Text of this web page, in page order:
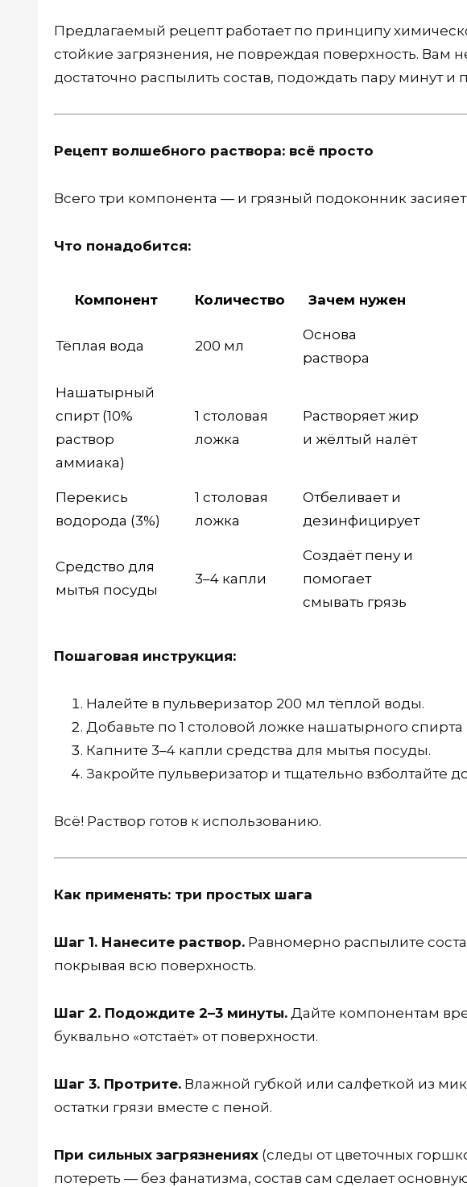
Предлагаемый рецепт работает по принципу
стойкие загрязнения, не повреждая поверхность. Вам
достаточно распылить состав, подождать пару минут и
Рецепт волшебного раствора: всё просто
Всего три компонента — и грязный подоконник
Что понадобится:
Компонент Количество Зачем нужен
Тёплая вода 200 мл
Основа
раствора
Нашатырный
спирт (10%
раствор
аммиака)
1 столовая
ложка
Растворяет жир
и жёлтый налёт
Перекись
водорода (3%)
1 столовая
ложка
Отбеливает и
дезинфицирует
Средство для
мытья посуды
3–4 капли
Создаёт пену и
помогает
смывать грязь
Пошаговая инструкция:
Налейте в пульверизатор 200 мл тёплой воды.
Добавьте по 1 столовой ложке нашатырного
Капните 3–4 капли средства для мытья посуды.
Закройте пульверизатор и тщательно взболтайте
Всё! Раствор готов к использованию.
Как применять: три простых шага
Шаг 1. Нанесите раствор. Равномерно распылите
покрывая всю поверхность.
Шаг 2. Подождите 2–3 минуты. Дайте компонентам
буквально «отстаёт» от поверхности.
Шаг 3. Протрите. Влажной губкой или салфеткой из
остатки грязи вместе с пеной.
При сильных загрязнениях (следы от цветочных
потереть — без фанатизма, состав сам сделает